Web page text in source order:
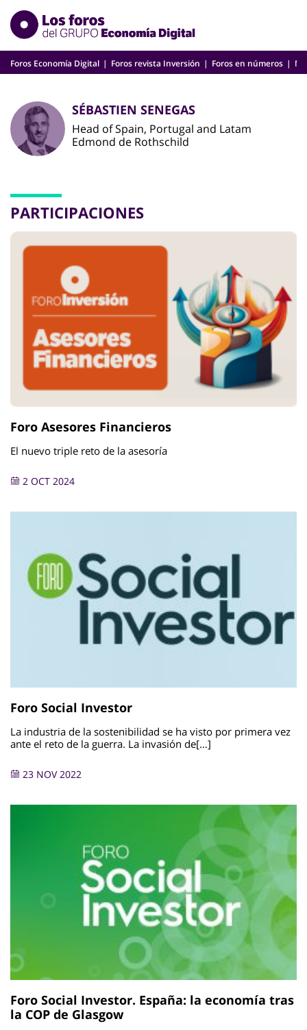
Skip
content
Foros Economía Digital Foros revista Inversión Foros en números
SÉBASTIEN SENEGAS
Head of Spain, Portugal and Latam
Edmond de Rothschild
PARTICIPACIONES
Foro Asesores Financieros
El nuevo triple reto de la asesoría
2 OCT 2024
Foro Social Investor
La industria de la sostenibilidad se ha visto por primera vez
ante el reto de la guerra. La invasión de[…]
23 NOV 2022
Foro Social Investor. España: la economía tras
la COP de Glasgow